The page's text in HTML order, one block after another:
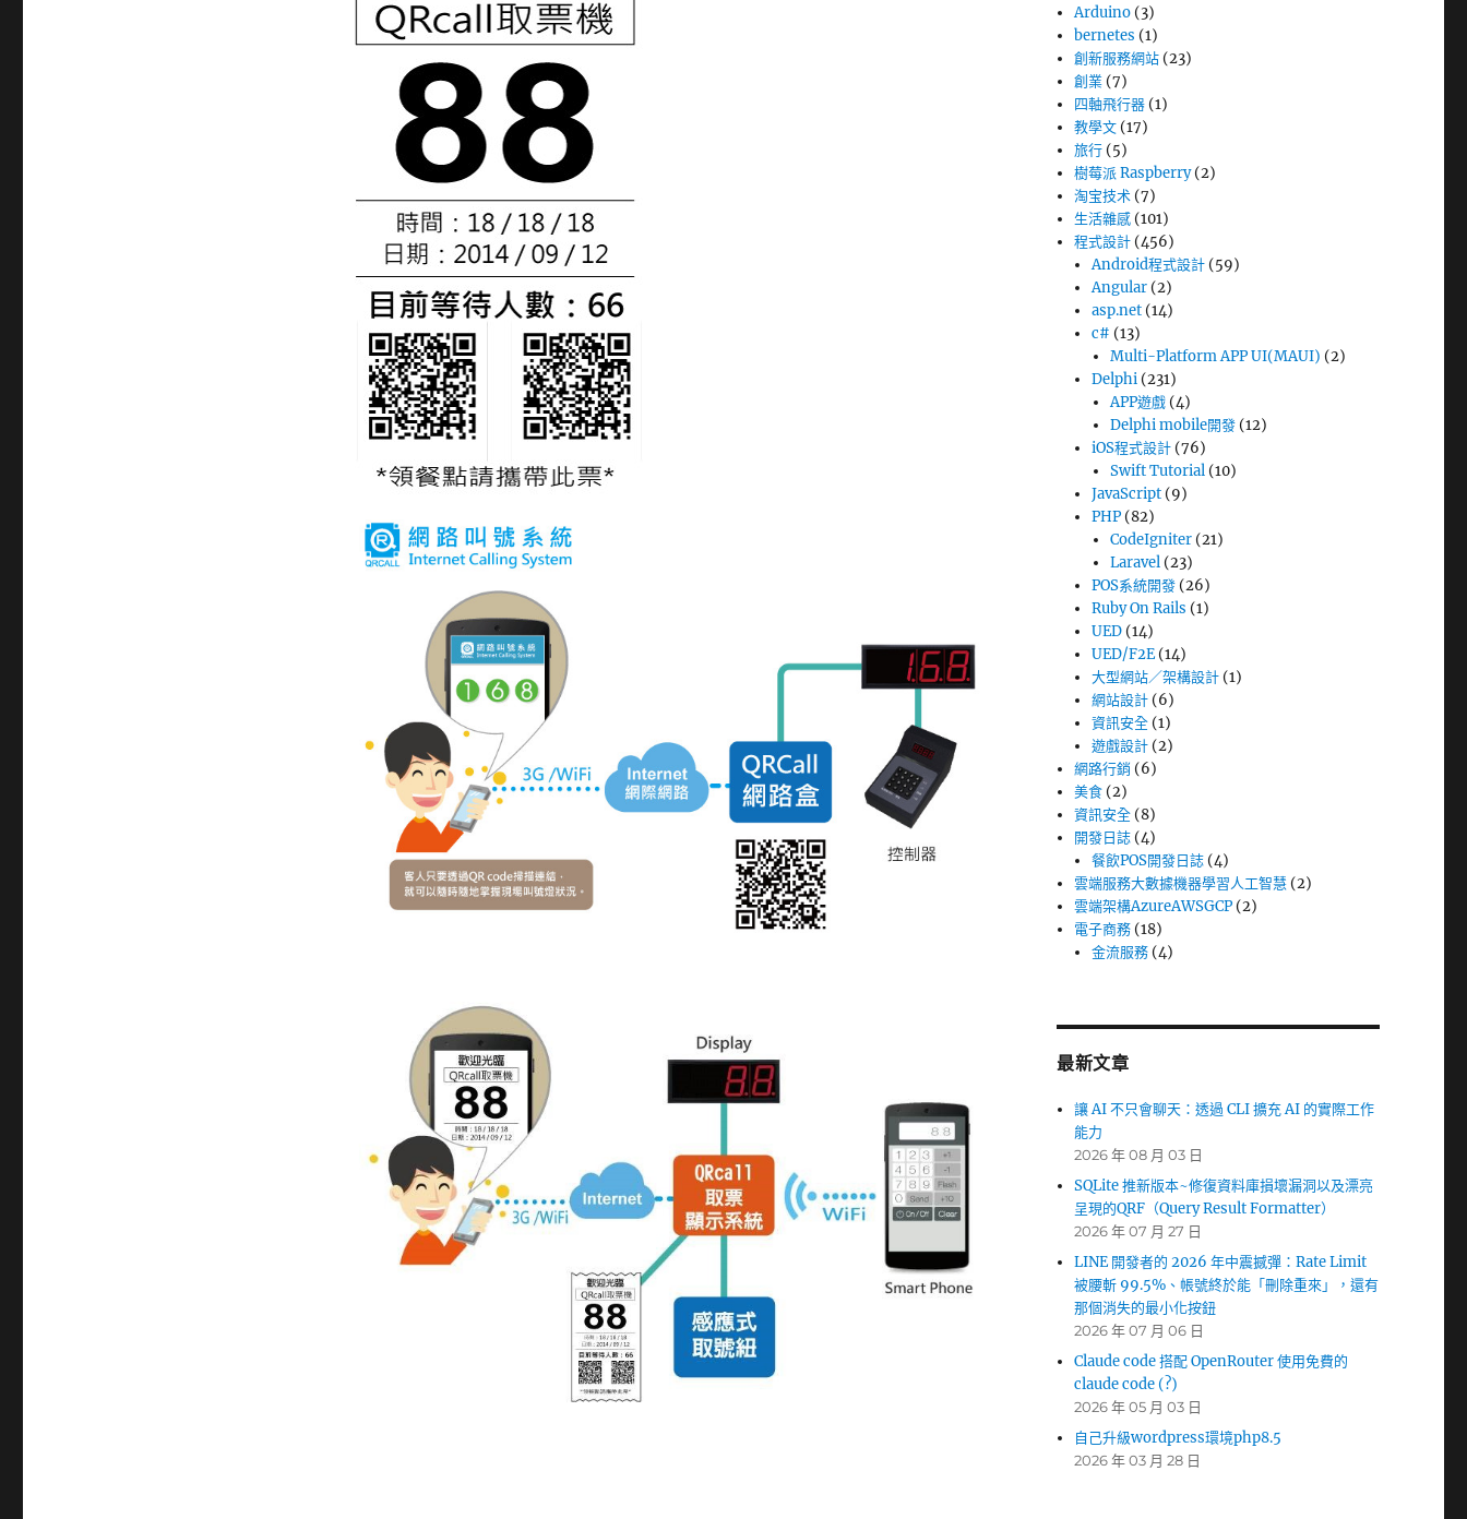
Arduino (3)
bernetes (1)
創新服務網站 (23)
創業 (7)
四軸飛行器 (1)
教學文 (17)
旅行 (5)
樹莓派 Raspberry(2)
淘宝技术 (7)
生活雜感 (101)
程式設計 (456)
Android程式設計 (59)
Angular (2)
asp.net (14)
c# (13)
Multi-Platform APP UI(MAUI) (2)
Delphi (231)
APP遊戲(4)
Delphi mobile開發(12)
iOS程式設計 (76)
Swift Tutorial(10)
JavaScript (9)
PHP (82)
CodeIgniter(21)
Laravel(23)
POS系統開發 (26)
Ruby On Rails (1)
UED (14)
UED/F2E (14)
大型網站／架構設計 (1)
網站設計 (6)
資訊安全 (1)
遊戲設計 (2)
網路行銷 (6)
美食 (2)
資訊安全 (8)
開發日誌 (4)
餐飲POS開發日誌 (4)
雲端服務大數據機器學習人工智慧 (2)
雲端架構AzureAWSGCP (2)
電子商務 (18)
金流服務 (4)
最新文章
讓 AI 不只會聊天：透過 CLI 擴充 AI 的實際工作
能力
2026 年 08 月 03 日
SQLite 推新版本~修復資料庫損壞漏洞以及漂亮
呈現的QRF（Query Result Formatter）
2026 年 07 月 27 日
LINE 開發者的 2026 年中震撼彈：Rate Limit
被腰斬 99.5%、帳號終於能「刪除重來」，還有
那個消失的最小化按鈕
2026 年 07 月 06 日
Claude code 搭配 OpenRouter 使用免費的
claude code (?)
2026 年 05 月 03 日
自己升級wordpress環境php8.5
2026 年 03 月 28 日